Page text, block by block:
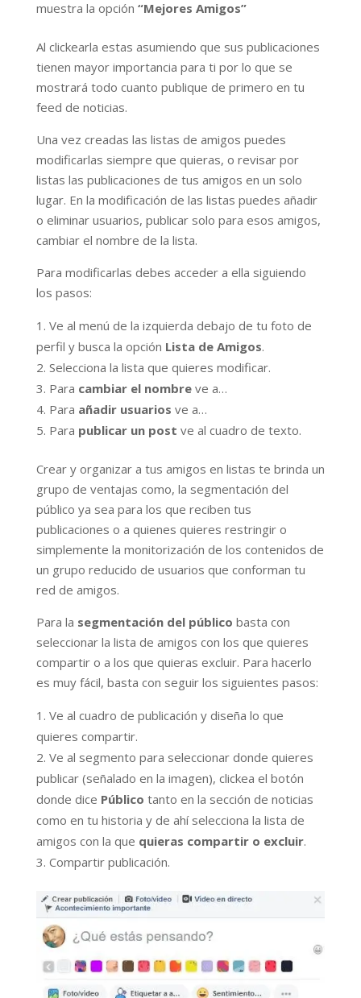
muestra la opción “Mejores Amigos”
Al clickearla estas asumiendo que sus publicaciones
tienen mayor importancia para ti por lo que se
mostrará todo cuanto publique de primero en tu
feed de noticias.
Una vez creadas las listas de amigos puedes
modificarlas siempre que quieras, o revisar por
listas las publicaciones de tus amigos en un solo
lugar. En la modificación de las listas puedes añadir
o eliminar usuarios, publicar solo para esos amigos,
cambiar el nombre de la lista.
Para modificarlas debes acceder a ella siguiendo
los pasos:
Ve al menú de la izquierda debajo de tu foto de
perfil y busca la opción Lista de Amigos.
Selecciona la lista que quieres modificar.
Para cambiar el nombreve a…
Para añadir usuarios ve a…
Para publicar un post ve al cuadro de texto.
Crear y organizar a tus amigos en listas te brinda un
grupo de ventajas como, la segmentación del
público ya sea para los que reciben tus
publicaciones o a quienes quieres restringir o
simplemente la monitorización de los contenidos de
un grupo reducido de usuarios que conforman tu
red de amigos.
Para la segmentación del público basta con
seleccionar la lista de amigos con los que quieres
compartir o a los que quieras excluir. Para hacerlo
es muy fácil, basta con seguir los siguientes pasos:
Ve al cuadro de publicación y diseña lo que
quieres compartir.
Ve al segmento para seleccionar donde quieres
publicar (señalado en la imagen), clickea el botón
donde dice Público tanto en la sección de noticias
como en tu historia y de ahí selecciona la lista de
amigos con la que quieras compartir o excluir.
Compartir publicación.